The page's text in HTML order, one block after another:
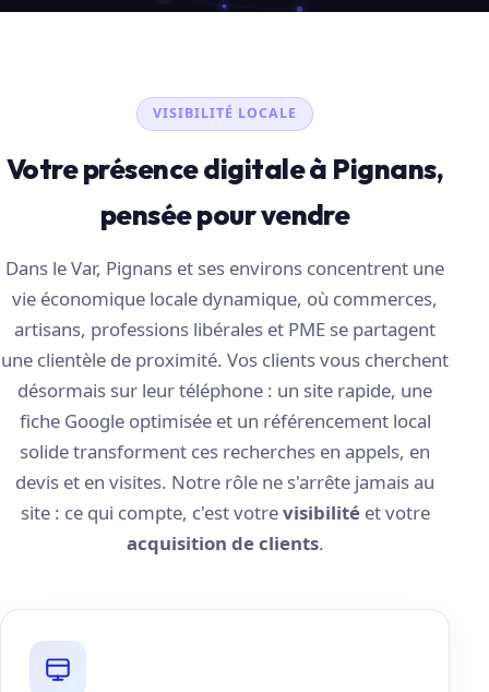
VISIBILITÉ LOCALE
Votre présence digitale à Pignans,
pensée pour vendre
Dans le Var, Pignans et ses environs concentrent une
vie économique locale dynamique, où commerces,
artisans, professions libérales et PME se partagent
une clientèle de proximité. Vos clients vous cherchent
désormais sur leur téléphone : un site rapide, une
fiche Google optimisée et un référencement local
solide transforment ces recherches en appels, en
devis et en visites. Notre rôle ne s'arrête jamais au
site : ce qui compte, c'est votrevisibilitéet votre
acquisition de clients.